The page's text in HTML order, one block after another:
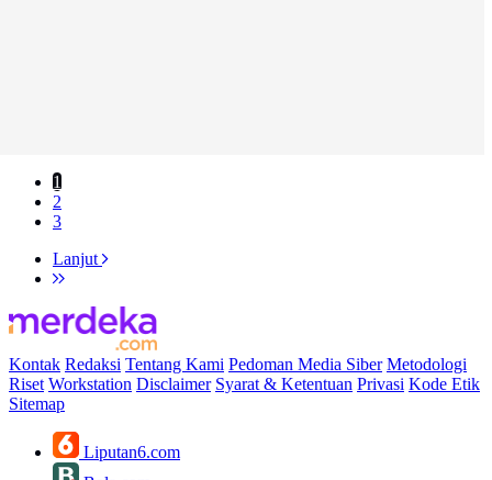
1
2
3
Lanjut
Kontak Redaksi Tentang Kami Pedoman Media Siber Metodologi
Riset Workstation Disclaimer Syarat & Ketentuan Privasi Kode Etik
Sitemap
Liputan6.com